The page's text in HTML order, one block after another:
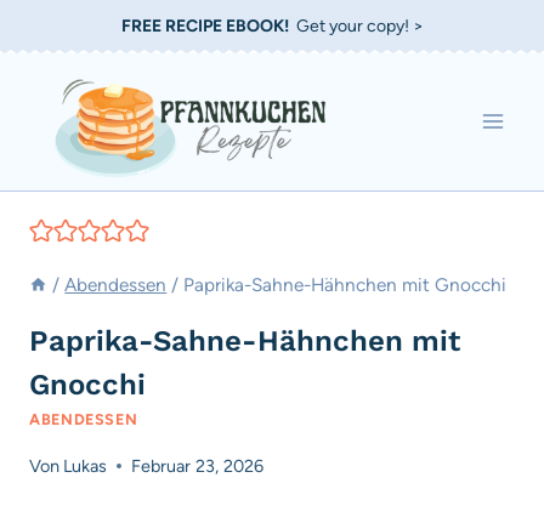
Inhalt
springen
FREE RECIPE EBOOK!Get your copy! >
/ Abendessen / Paprika-Sahne-Hähnchen mit Gnocchi
Paprika-Sahne-Hähnchen mit
Gnocchi
ABENDESSEN
Von Lukas Februar 23, 2026